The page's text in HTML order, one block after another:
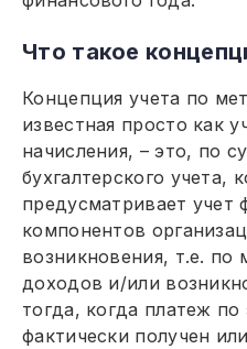
Что такое
Концепция учета по
известная просто как
начисления, – это, по
бухгалтерского учета,
предусматривает учет
компонентов
возникновения, т.е. по
доходов и/или
тогда, когда платеж
фактически получен